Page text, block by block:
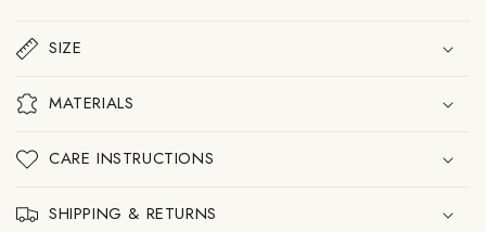
イ
ニ
グ
ブ
数
ブ
数
SIZE
MATERIALS
CARE INSTRUCTIONS
SHIPPING & RETURNS